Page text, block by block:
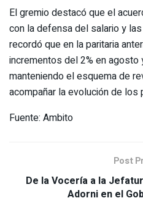
El gremio destacó que el
con la defensa del salario y
recordó que en la paritaria
incrementos del 2% en agosto
manteniendo el esquema de
acompañar la evolución de los
Fuente: Ambito
Post
De la Vocería a la
Adorni en el